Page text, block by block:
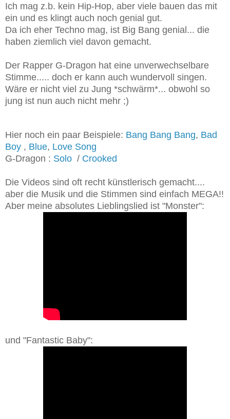
Ich mag z.b. kein Hip-Hop, aber viele bauen das mit
ein und es klingt auch noch genial gut.
Da ich eher Techno mag, ist Big Bang genial... die
haben ziemlich viel davon gemacht.
Der Rapper G-Dragon hat eine unverwechselbare
Stimme..... doch er kann auch wundervoll singen.
Wäre er nicht viel zu Jung *schwärm*... obwohl so
jung ist nun auch nicht mehr ;)
Hier noch ein paar Beispiele: Bang Bang Bang, Bad
Boy , Blue, Love Song
G-Dragon : Solo / Crooked
Die Videos sind oft recht künstlerisch gemacht....
aber die Musik und die Stimmen sind einfach MEGA!!
Aber meine absolutes Lieblingslied ist "Monster":
und "Fantastic Baby":